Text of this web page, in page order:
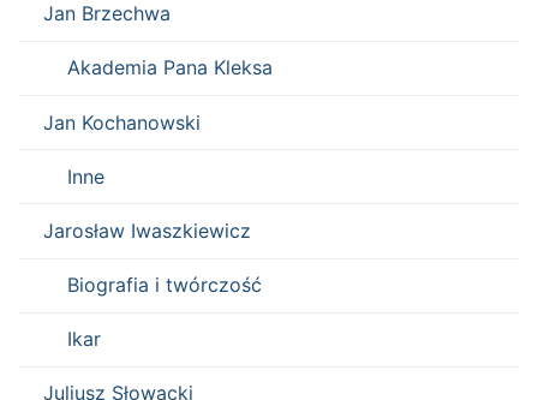
Jan Brzechwa
Akademia Pana Kleksa
Jan Kochanowski
Inne
Jarosław Iwaszkiewicz
Biografia i twórczość
Ikar
Juliusz Słowacki